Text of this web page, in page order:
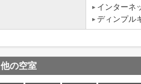
インターネ
ディンプル
他の空室